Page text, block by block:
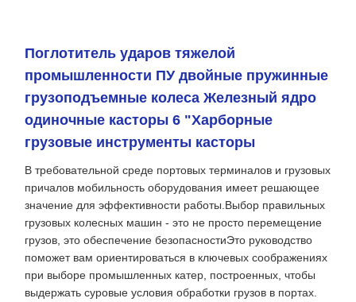
Поглотитель ударов тяжелой
промышленности ПУ двойные пружинные
грузоподъемные колеса Железный ядро
одиночные касторы 6 "Харборные
грузовые инструменты касторы
В требовательной среде портовых терминалов и грузовых
причалов мобильность оборудования имеет решающее
значение для эффективности работы.Выбор правильных
грузовых колесных машин - это не просто перемещение
грузов, это обеспечение безопасностиЭто руководство
поможет вам ориентироваться в ключевых соображениях
при выборе промышленных катер, построенных, чтобы
выдержать суровые условия обработки грузов в портах.